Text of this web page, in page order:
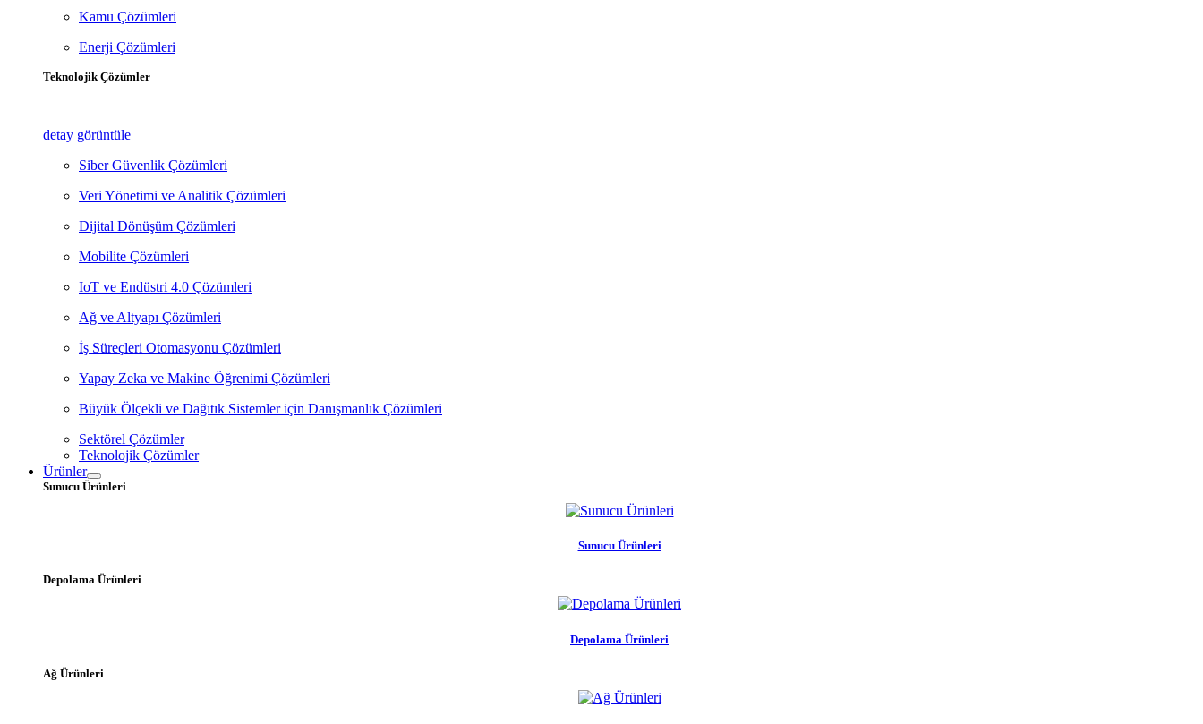
Kamu Çözümleri
Enerji Çözümleri
Teknolojik Çözümler
detay görüntüle
Siber Güvenlik Çözümleri
Veri Yönetimi ve Analitik Çözümleri
Dijital Dönüşüm Çözümleri
Mobilite Çözümleri
IoT ve Endüstri 4.0 Çözümleri
Ağ ve Altyapı Çözümleri
İş Süreçleri Otomasyonu Çözümleri
Yapay Zeka ve Makine Öğrenimi Çözümleri
Büyük Ölçekli ve Dağıtık Sistemler için Danışmanlık Çözümleri
Sektörel Çözümler
Teknolojik Çözümler
Ürünler
Sunucu Ürünleri
Sunucu Ürünleri
Depolama Ürünleri
Depolama Ürünleri
Ağ Ürünleri